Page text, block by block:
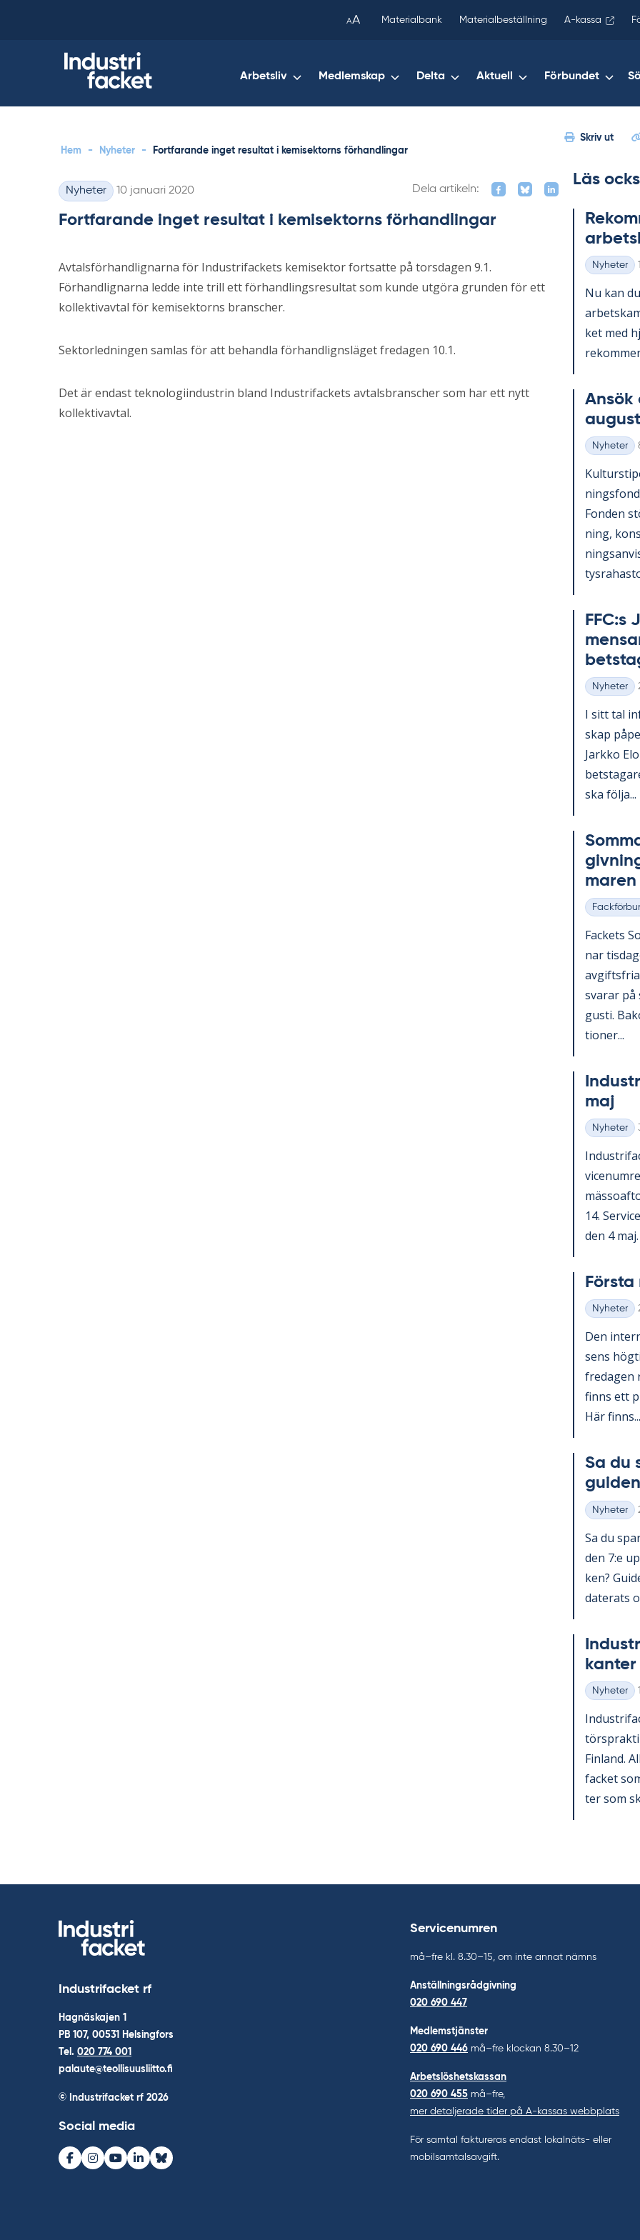
AA Materialbank Materialbeställning A-kassa
Arbetsliv Medlemskap Delta Aktuell Förbundet
Hem - Nyheter - Fortfarande inget resultat i kemisektorns förhandlingar
Skriv ut
Kategorier
Nyheter Skriven
10 januari 2020 Dela artikeln:
Fortfarande inget resultat i kemisektorns förhandlingar
Avtalsförhandlignarna för Industrifackets kemisektor fortsatte på torsdagen 9.1.
Förhandlignarna ledde inte trill ett förhandlingsresultat som kunde utgöra grunden för ett
kollektivavtal för kemisektorns branscher.
Sektorledningen samlas för att behandla förhandlignsläget fredagen 10.1.
Det är endast teknologiindustrin bland Industrifackets avtalsbranscher som har ett nytt
kollektivavtal.
Läs
Kategorier
Nyheter
Nu kan
ket med
An­sök
Kategorier
Nyheter
Fon­den
ning,
Kategorier
Nyheter
I sitt tal
skap
Jark­ko
ska följa...
ma­ren
Kategorier
Fac­kets
nar
sva­rar
gusti.
tio­ner...
maj
Kategorier
Nyheter
14.
den 4
Kategorier
Nyheter
Den
sens
fre­da­gen
fin­ns ett
Här fin­ns...
Sa du
Kategorier
Nyheter
Sa du
den 7:e
ken?
da­te­ra­ts
Kategorier
Nyheter
Fin­land.
fac­ket
ter som
copied
your
clipboard.)
Industrifacket rf
Hagnäskajen 1
PB 107, 00531 Helsingfors
Tel. 020 774 001
palaute@teollisuusliitto.fi
© Industrifacket rf 2026
Social media
Facebook
Instagram
Youtube
LinkedInBluesky
Servicenumren
må–fre kl. 8.30–15, om inte annat nämns
Anställningsrådgivning
020 690 447
Medlemstjänster
020 690 446 må–fre klockan 8.30–12
Arbetslöshetskassan
020 690 455 må–fre,
mer detaljerade tider på A-kassas webbplats
För samtal faktureras endast lokalnäts- eller
mobilsamtalsavgift.